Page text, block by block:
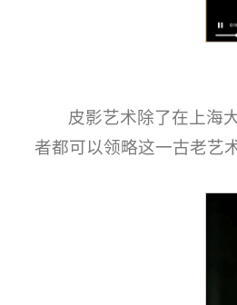
皮影艺术除了在上海
者都可以领略这一古老艺